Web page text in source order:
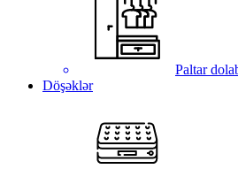
Paltar
Döşəklər